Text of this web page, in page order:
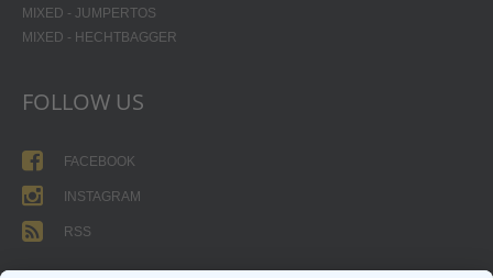
MIXED - JUMPERTOS
MIXED - HECHTBAGGER
FOLLOW US
FACEBOOK
INSTAGRAM
RSS